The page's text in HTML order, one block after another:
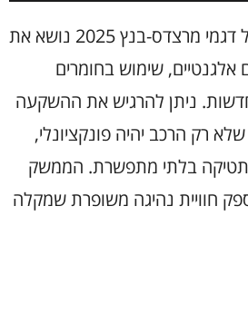
עיצוב הפנים והחוץ של דגמי מרצדס-בנץ 2025 נושא את
אלגנטיים, שימוש בחומרים
חדשות. ניתן להרגיש את ההשקעה
רק הרכב יהיה פונקציונלי,
בלתי מתפשרת. הממשק
חוויית נהיגה משופרת שמקלה